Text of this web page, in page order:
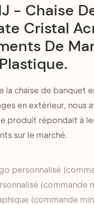
- Chaise
Cristal
De
la chaise de banquet
en extérieur,
produit répondait à
sur le marché.
personnalisé
(commande
(commande